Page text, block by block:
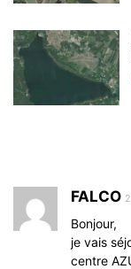
FALCO
Bonjour,
je vais
centre